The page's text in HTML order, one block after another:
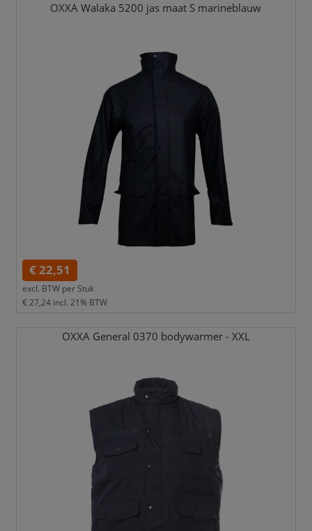
OXXA Walaka 5200 jas maat S marineblauw
€ 22,51
excl. BTW per Stuk
€ 27,24 incl. 21% BTW
OXXA General 0370 bodywarmer - XXL